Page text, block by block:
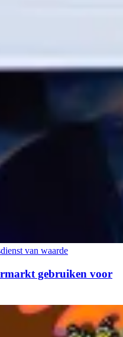
van waarde
gebruiken voor